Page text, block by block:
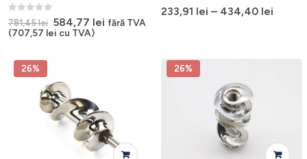
0out of 5
781,45lei Prețul
inițial
584,77 leiPrețul
fără TVA
(707,57 lei cu TVA)
variații.
0out of 5
233,91 lei – 434,40 lei
26% 26%